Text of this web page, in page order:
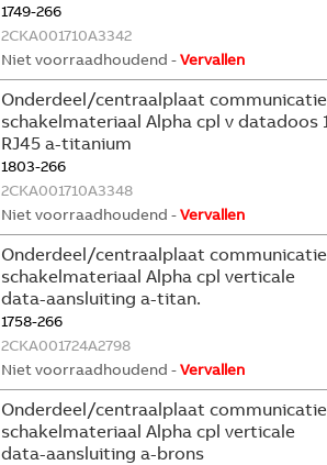
1749-266
2CKA001710A3342
Niet voorraadhoudend -Vervallen
Onderdeel/centraalplaat
schakelmateriaal Alpha cpl v datadoos
RJ45 a-titanium
1803-266
2CKA001710A3348
Niet voorraadhoudend -Vervallen
Onderdeel/centraalplaat
schakelmateriaal Alpha cpl verticale
data-aansluiting a-titan.
1758-266
2CKA001724A2798
Niet voorraadhoudend -Vervallen
Onderdeel/centraalplaat
schakelmateriaal Alpha cpl verticale
data-aansluiting a-brons